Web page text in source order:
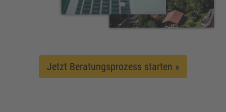
Jetzt Beratungsprozess starten »